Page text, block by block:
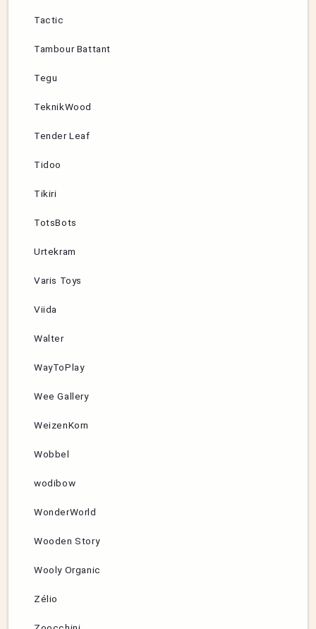
Tactic
Tambour Battant
Tegu
TeknikWood
Tender Leaf
Tidoo
Tikiri
TotsBots
Urtekram
Varis Toys
Viida
Walter
WayToPlay
Wee Gallery
WeizenKorn
Wobbel
wodibow
WonderWorld
Wooden Story
Wooly Organic
Zélio